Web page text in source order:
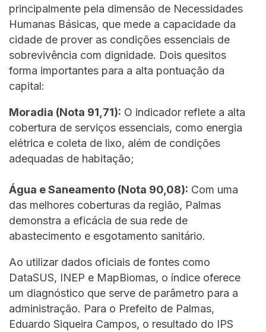
principalmente pela dimensão de Necessidades
Humanas Básicas, que mede a capacidade da
cidade de prover as condições essenciais de
sobrevivência com dignidade. Dois quesitos
forma importantes para a alta pontuação da
capital:
Moradia (Nota 91,71): O indicador reflete a alta
cobertura de serviços essenciais, como energia
elétrica e coleta de lixo, além de condições
adequadas de habitação;
Água e Saneamento (Nota 90,08): Com uma
das melhores coberturas da região, Palmas
demonstra a eficácia de sua rede de
abastecimento e esgotamento sanitário.
Ao utilizar dados oficiais de fontes como
DataSUS, INEP e MapBiomas, o índice oferece
um diagnóstico que serve de parâmetro para a
administração. Para o Prefeito de Palmas,
Eduardo Siqueira Campos, o resultado do IPS